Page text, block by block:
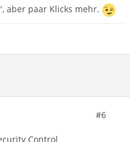
aber paar Klicks mehr.
#6
Control